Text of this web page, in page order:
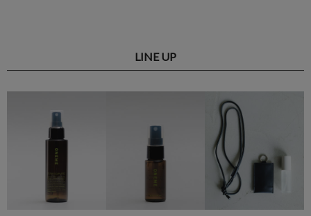
LINE UP